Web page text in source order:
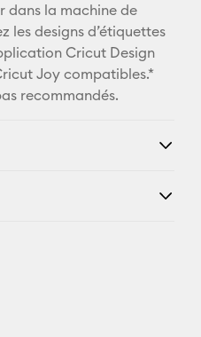
Facebook
X
dans la machine de
les designs d’étiquettes
Cricut Design
Joy compatibles.*
recommandés.